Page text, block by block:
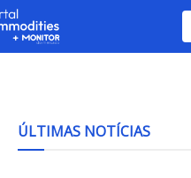
ÚLTIMAS NOTÍCIAS